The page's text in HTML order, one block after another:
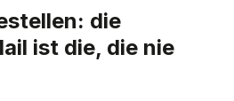
die
ist die, die nie